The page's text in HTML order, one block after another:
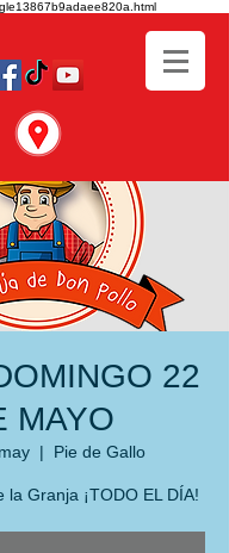
22
MAYO
  |
Pie de Gallo
la Granja ¡TODO EL DÍA!